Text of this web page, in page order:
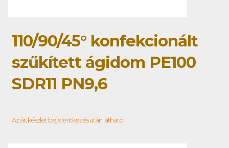
110/90/45° konfekcionált
szűkített ágidom PE100
SDR11 PN9,6
Az ár, készlet bejelentkezés után látható